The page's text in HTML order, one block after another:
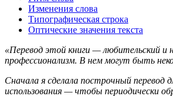
Изменения слова
Типографическая строка
Оптические значения текста
«Перевод этой книги — любительский и
профессионализм. В нем могут быть
Сначала я сделала построчный перевод
использования — чтобы периодически